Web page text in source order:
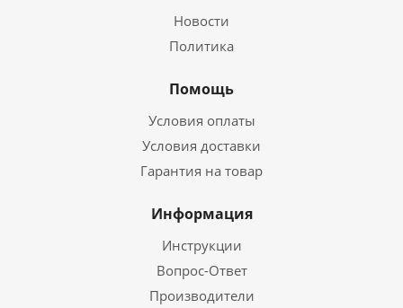
Новости
Политика
Помощь
Условия оплаты
Условия доставки
Гарантия на товар
Информация
Инструкции
Вопрос-Ответ
Производители